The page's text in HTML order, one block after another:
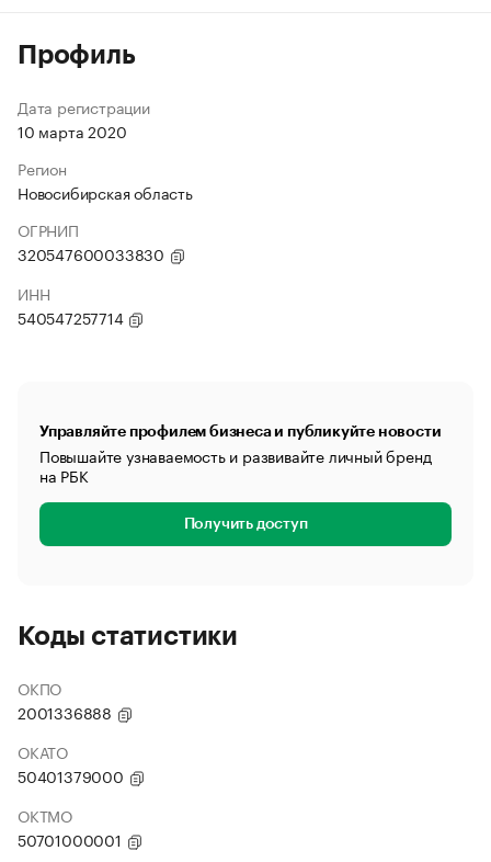
Профиль
Дата регистрации
10 марта 2020
Регион
Новосибирская область
ОГРНИП
320547600033830
ИНН
540547257714
Управляйте профилем бизнеса и публикуйте новости
Повышайте узнаваемость и развивайте личный бренд
на РБК
Получить доступ
Коды статистики
ОКПО
2001336888
ОКАТО
50401379000
ОКТМО
50701000001